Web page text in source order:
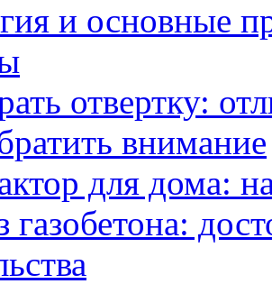
и основные
отвертку:
внимание
для дома:
газобетона: